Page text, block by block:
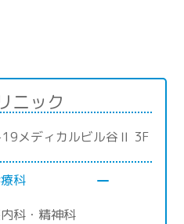
ニック
メディカルビル谷Ⅱ 3F
科
科・精神科